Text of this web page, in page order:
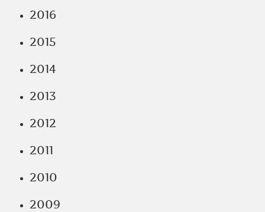
2016
2015
2014
2013
2012
2011
2010
2009